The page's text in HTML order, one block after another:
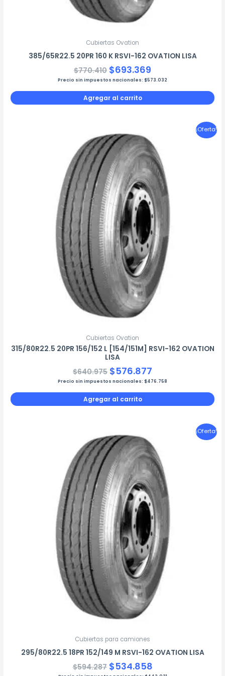
Cubiertas Ovation
385/65R22.5 20PR 160 K RSVI-162 OVATION LISA
$770.410 $693.369
Precio sin impuestos nacionales: $573.032
Agregar al carrito
¡Oferta!
Cubiertas Ovation
315/80R22.5 20PR 156/152 L [154/151M] RSVI-162 OVATION
LISA
$640.975
precio
original
era:
$640.975.
$576.877
precio
actual
es:
$576.877.
Precio sin impuestos nacionales: $476.758
Agregar al carrito
¡Oferta!
Cubiertas para camiones
295/80R22.5 18PR 152/149 M RSVI-162 OVATION LISA
$594.287
El
precio
original
era:
$594.287.
$534.858
precio
actual
es:
$534.858.